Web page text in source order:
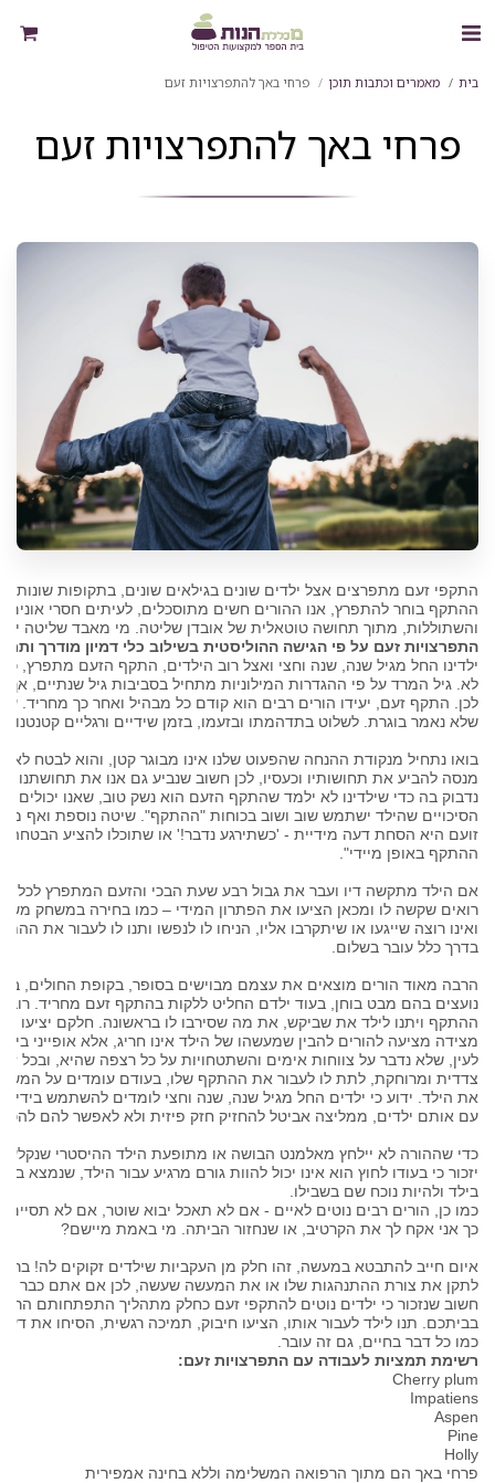
בית מאמרים וכתבות תוכן פרחי באך להתפרצויות זעם
פרחי באך להתפרצויות זעם
התקפי זעם מתפרצים אצל ילדים שונים בגילאים שונים, בתקופות שונות
ההתקף בוחר להתפרץ, אנו ההורים חשים מתוסכלים, לעיתים חסרי
והשתוללות, מתוך תחושה טוטאלית של אובדן שליטה. מי מאבד שליטה
התפרצויות זעם על פי הגישה ההוליסטית בשילוב כלי דמיון מודרך
ילדינו החל מגיל שנה, שנה וחצי ואצל רוב הילדים, התקף הזעם מתפרץ,
לא. גיל המרד על פי ההגדרות המילוניות מתחיל בסביבות גיל שנתיים,
לכן. התקף זעם, יעידו הורים רבים הוא קודם כל מבהיל ואחר כך מחריד.
שלא נאמר בוגרת. לשלוט בתדהמתו ובזעמו, בזמן שידיים ורגליים
בואו נתחיל מנקודת ההנחה שהפעוט שלנו אינו מבוגר קטן, והוא לבטח
מנסה להביע את תחושותיו וכעסיו, לכן חשוב שנביע גם אנו את תחושתנו
נדבוק בה כדי שילדינו לא ילמד שהתקף הזעם הוא נשק טוב, שאנו יכולים
הסיכויים שהילד ישתמש שוב ושוב בכוחות "ההתקף". שיטה נוספת ואף
זועם היא הסחת דעה מידיית - 'כשתירגע נדבר!' או שתוכלו להציע הבטחה,
ההתקף באופן מיידי".
אם הילד מתקשה דיו ועבר את גבול רבע שעת הבכי והזעם המתפרץ לכל
רואים שקשה לו ומכאן הציעו את הפתרון המידי – כמו בחירה במשחק
ואינו רוצה שייגעו או שיתקרבו אליו, הניחו לו לנפשו ותנו לו לעבור את
בדרך כלל עובר בשלום.
הרבה מאוד הורים מוצאים את עצמם מבוישים בסופר, בקופת החולים,
נועצים בהם מבט בוחן, בעוד ילדם החליט ללקות בהתקף זעם מחריד. רוב
ההתקף ויתנו לילד את שביקש, את מה שסירבו לו בראשונה. חלקם יציעו
מצידה מציעה להורים להבין שמעשהו של הילד אינו חריג, אלא אופייני
לעין, שלא נדבר על צווחות אימים והשתטחויות על כל רצפה שהיא,
צדדית ומרוחקת, לתת לו לעבור את ההתקף שלו, בעודם עומדים על
את הילד. ידוע כי ילדים החל מגיל שנה, שנה וחצי לומדים להשתמש
עם אותם ילדים, ממליצה אביטל להחזיק חזק פיזית ולא לאפשר להם
כדי שההורה לא יילחץ מאלמנט הבושה או מתופעת הילד ההיסטרי שנקלע
יזכור כי בעודו לחוץ הוא אינו יכול להוות גורם מרגיע עבור הילד,
בילד ולהיות נוכח שם בשבילו.
כמו כן, הורים רבים נוטים לאיים - אם לא תאכל יבוא שוטר, אם לא
כך אני אקח לך את הקרטיב, או שנחזור הביתה. מי באמת מיישם?
איום חייב להתבטא במעשה, זהו חלק מן העקביות שילדים זקוקים לה!
לתקן את צורת ההתנהגות שלו או את המעשה שעשה, לכן אם אתם כבר
חשוב שנזכור כי ילדים נוטים להתקפי זעם כחלק מתהליך התפתחותם
בביתכם. תנו לילד לעבור אותו, הציעו חיבוק, תמיכה רגשית, הסיחו את
כמו כל דבר בחיים, גם זה עובר.
רשימת תמציות לעבודה עם התפרצויות זעם:
Cherry plum
Impatiens
Aspen
Pine
Holly
פרחי באך הם מתוך הרפואה המשלימה וללא בחינה אמפירית